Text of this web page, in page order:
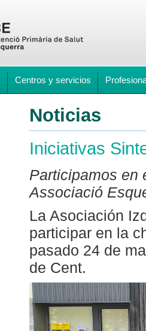
Centros y servicios
Noticias
Iniciativas
Participamos en
Associació
La Asociación
participar en la
pasado 24 de
de Cent.